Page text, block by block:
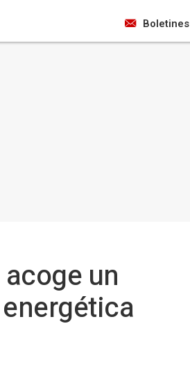
Boletines
un